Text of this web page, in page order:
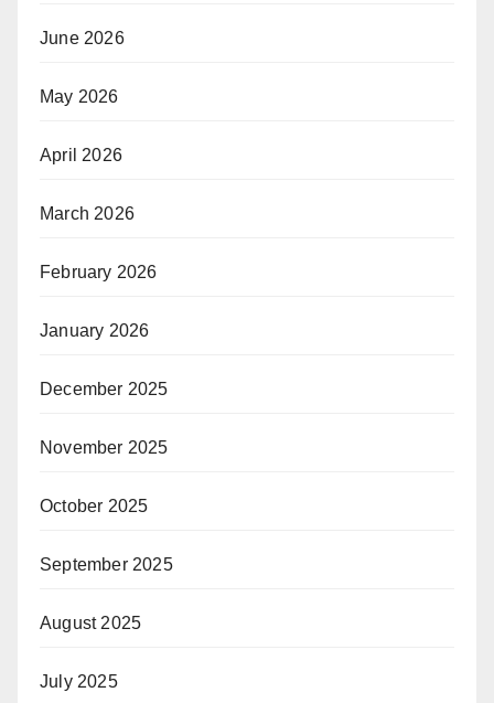
June 2026
May 2026
April 2026
March 2026
February 2026
January 2026
December 2025
November 2025
October 2025
September 2025
August 2025
July 2025